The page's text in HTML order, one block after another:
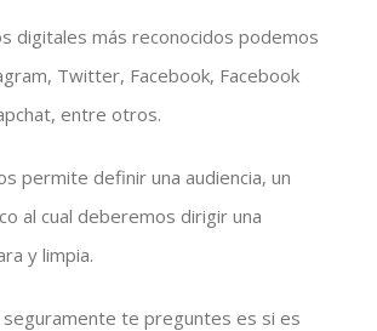
digitales más reconocidos podemos
Twitter, Facebook, Facebook
entre otros.
permite definir una audiencia, un
al cual deberemos dirigir una
y limpia.
te preguntes es si es